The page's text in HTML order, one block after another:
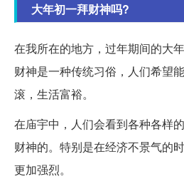
大年初一拜财神吗?
在我所在的地方，过年期间的大
财神是一种传统习俗，人们希望
滚，生活富裕。
在庙宇中，人们会看到各种各样
财神的。特别是在经济不景气的
更加强烈。